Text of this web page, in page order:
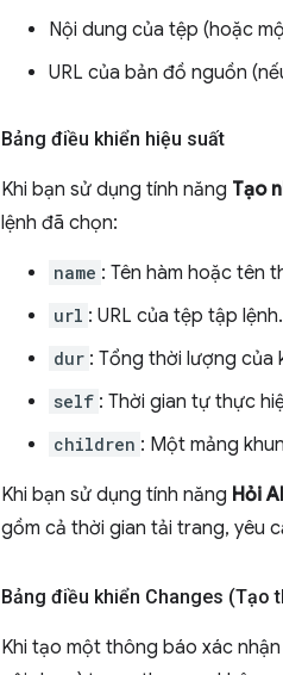
Nội dung của tệp (hoặc
URL của bản đồ nguồn
Bảng điều khiển hiệu suất
Khi bạn sử dụng tính năng Tạo
lệnh đã chọn:
name : Tên hàm hoặc tên
url : URL của tệp tập lệnh.
dur : Tổng thời lượng của
self : Thời gian tự thực
children : Một mảng
Khi bạn sử dụng tính năng Hỏi AI
gồm cả thời gian tải trang, yêu
Bảng điều khiển Changes (Tạo
Khi tạo một thông báo xác